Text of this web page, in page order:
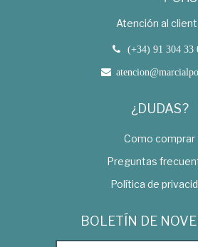
Atención al
(+34) 91 304 33
¿DUDAS?
Como comprar
Preguntas
Política de
BOLETÍN DE